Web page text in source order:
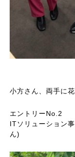
小方さん、両手に
エントリーNo.2
ITソリューション
ん)